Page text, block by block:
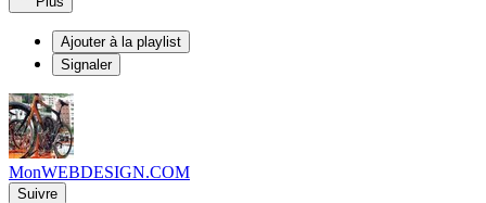
Ajouter à la playlist
Signaler
MonWEBDESIGN.COM
Suivre